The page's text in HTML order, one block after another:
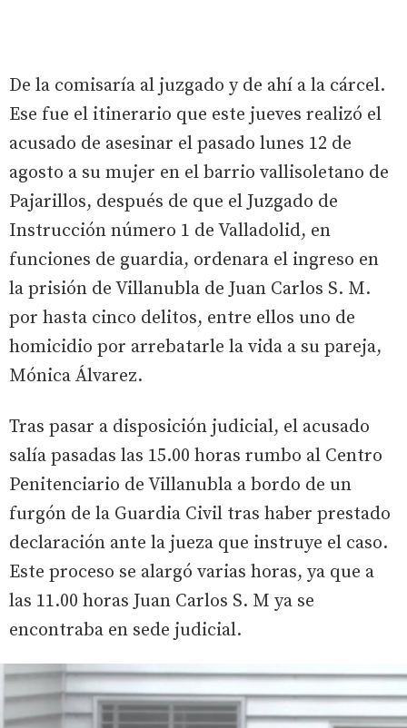
De la comisaría al juzgado y de ahí a la cárcel.
Ese fue el itinerario que este jueves realizó el
acusado de asesinar el pasado lunes 12 de
agosto a su mujer en el barrio vallisoletano de
Pajarillos, después de que el Juzgado de
Instrucción número 1 de Valladolid, en
funciones de guardia, ordenara el ingreso en
la prisión de Villanubla de Juan Carlos S. M.
por hasta cinco delitos, entre ellos uno de
homicidio por arrebatarle la vida a su pareja,
Mónica Álvarez.
Tras pasar a disposición judicial, el acusado
salía pasadas las 15.00 horas rumbo al Centro
Penitenciario de Villanubla a bordo de un
furgón de la Guardia Civil tras haber prestado
declaración ante la jueza que instruye el caso.
Este proceso se alargó varias horas, ya que a
las 11.00 horas Juan Carlos S. M ya se
encontraba en sede judicial.